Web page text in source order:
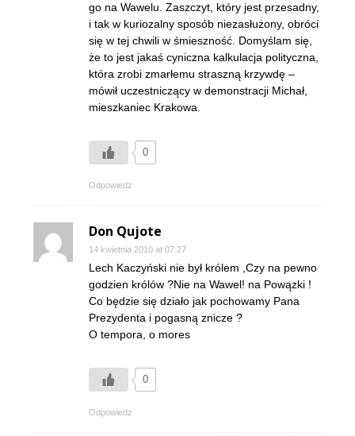
go na Wawelu. Zaszczyt, który jest przesadny,
i tak w kuriozalny sposób niezasłużony, obróci
się w tej chwili w śmieszność. Domyślam się,
że to jest jakaś cyniczna kalkulacja polityczna,
która zrobi zmarłemu straszną krzywdę –
mówił uczestniczący w demonstracji Michał,
mieszkaniec Krakowa.
0
Odpowiedz
Don Qujote
14 kwietnia 2010 at 07:27
Lech Kaczyński nie był królem ,Czy na pewno
godzien królów ?Nie na Wawel! na Powązki !
Co będzie się działo jak pochowamy Pana
Prezydenta i pogasną znicze ?
O tempora, o mores
0
Odpowiedz